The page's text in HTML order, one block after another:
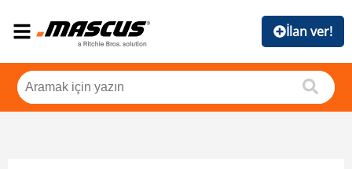
İlan ver!